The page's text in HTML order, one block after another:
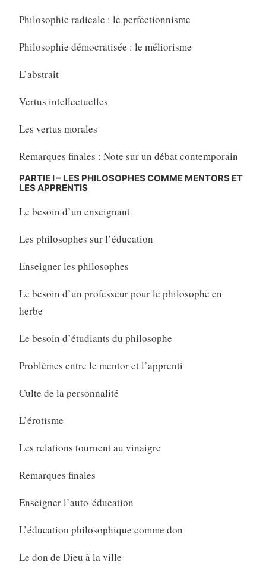
Philosophie radicale : le perfectionnisme
Philosophie démocratisée : le méliorisme
L’abstrait
Vertus intellectuelles
Les vertus morales
Remarques finales : Note sur un débat contemporain
PARTIE I – LES PHILOSOPHES COMME MENTORS ET
LES APPRENTIS
Le besoin d’un enseignant
Les philosophes sur l’éducation
Enseigner les philosophes
Le besoin d’un professeur pour le philosophe en
herbe
Le besoin d’étudiants du philosophe
Problèmes entre le mentor et l’apprenti
Culte de la personnalité
L’érotisme
Les relations tournent au vinaigre
Remarques finales
Enseigner l’auto-éducation
L’éducation philosophique comme don
Le don de Dieu à la ville